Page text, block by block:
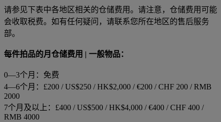
请参见下表中各地区相关的仓储费用。请注意，仓储费用可能
会收取税费。如有任何疑问，请联系您所在地区的售后服务
部。
每件拍品的月仓储费用 | 一般物品：
0—3个月：免费
4—6个月：£200 / US$250 / HK$2,000 / €200 / CHF 200 / RMB
2000
7个月及以上：£400 / US$500 / HK$4,000 / €400 / CHF 400 /
RMB 4000